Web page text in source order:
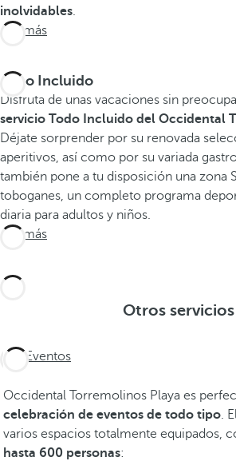
inolvidables.
Ver más
Todo Incluido
Disfruta de unas vacaciones sin
servicio Todo Incluido del Occidental
Déjate sorprender por su renovada
aperitivos, así como por su variada
también pone a tu disposición una zona
toboganes, un completo programa
diaria para adultos y niños.
Ver más
Otros servicios
Eventos
Occidental Torremolinos Playa es
celebración de eventos de todo tipo.
varios espacios totalmente equipados,
hasta 600 personas: